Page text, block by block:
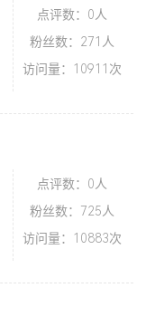
点评数：0人
粉丝数：271人
访问量：10911次
点评数：0人
粉丝数：725人
访问量：10883次